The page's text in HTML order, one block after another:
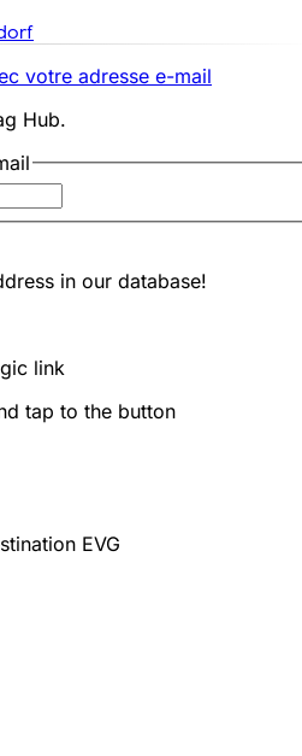
votre adresse e-mail
Hub.
in our database!
link
tap to the button
EVG